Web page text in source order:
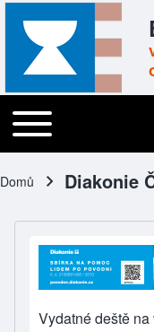
Main navigation
Toggle main menu
Domů Diakonie
Vydatné deště